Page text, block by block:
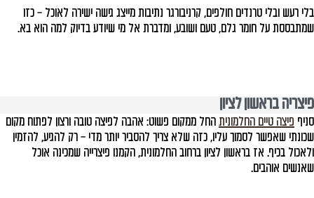
בלי רעש ובלי טרנדים חולפים, קרניבורגר נתיבות מייצג גישה ישירה לאוכל – כזו
שמתבססת על חומר גלם, טעם ושובע, ומדברת אל מי שיודע בדיוק למה הוא בא.
פיצריה בראשון לציון
סניף פיצה טיים החלמונית החל ממקום פשוט: אהבה לפיצה טובה ורצון לפתוח מקום
שכונתי שאפשר לסמוך עליו, כזה שלא צריך להסביר יותר מדי – רק להגיע, להזמין
ולאכול בכיף. אז בראשון לציון ברחוב החלמונית, הקמנו פיצרייה שמכינה אוכל
שאנשים אוהבים.